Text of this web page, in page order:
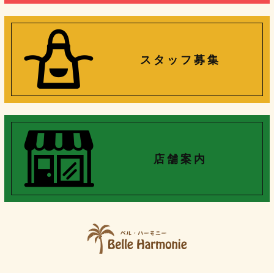
ス タ ッ フ 募 集
店 舗 案 内